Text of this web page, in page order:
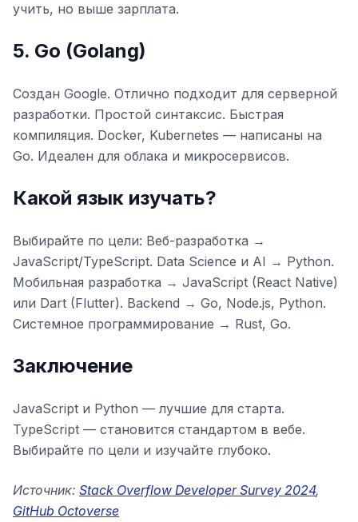
учить, но выше зарплата.
5. Go (Golang)
Создан Google. Отлично подходит для серверной
разработки. Простой синтаксис. Быстрая
компиляция. Docker, Kubernetes — написаны на
Go. Идеален для облака и микросервисов.
Какой язык изучать?
Выбирайте по цели: Веб-разработка →
JavaScript/TypeScript. Data Science и AI → Python.
Мобильная разработка → JavaScript (React Native)
или Dart (Flutter). Backend → Go, Node.js, Python.
Системное программирование → Rust, Go.
Заключение
JavaScript и Python — лучшие для старта.
TypeScript — становится стандартом в вебе.
Выбирайте по цели и изучайте глубоко.
Источник: Stack Overflow Developer Survey 2024,
GitHub Octoverse